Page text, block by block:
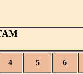
4 5 6